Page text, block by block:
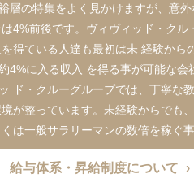
層の特集をよく見かけますが、意
4%前後です。ヴィヴィッド・クル
得ている人達も最初は未 経験から
4%に入る収入 を得る事が可能な会
ド・クルーグループでは、丁寧な
が整っています。未経験からでも
は一般サラリーマンの数倍を稼ぐ事
給与体系・昇給制度について ›